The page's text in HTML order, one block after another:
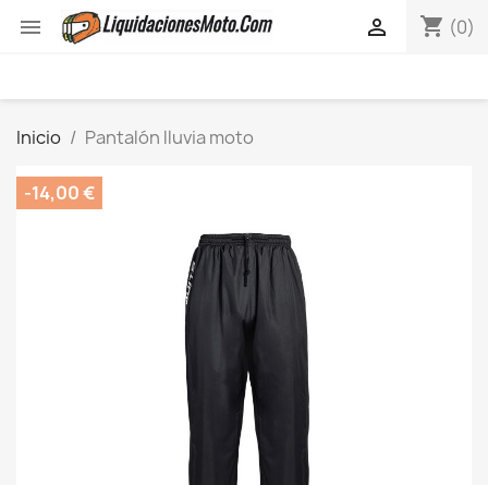
 shopping_cart (0)

Inicio Pantalón lluvia moto
-14,00 €